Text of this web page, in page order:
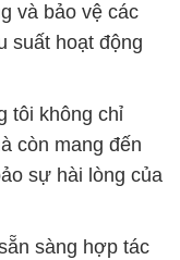
và bảo vệ các
suất hoạt động
tôi không chỉ
còn mang đến
sự hài lòng của
sàng hợp tác